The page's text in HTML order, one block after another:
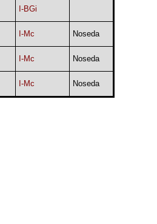
I-BGi
I-Mc Noseda
I-Mc Noseda
I-Mc Noseda